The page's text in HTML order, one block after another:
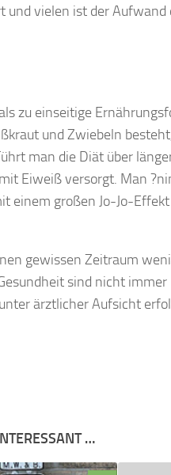
und vielen ist der Aufwand
zu einseitige
und Zwiebeln
man die Diät über
Eiweiß versorgt. Man
einem großen Jo-Jo-Effekt
gewissen Zeitraum
sind nicht immer
ärztlicher Aufsicht
…